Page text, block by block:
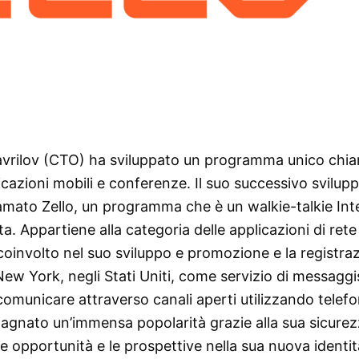
(CTO) ha sviluppato un programma unico
mobili e conferenze. Il suo successivo
Zello, un programma che è un walkie-talkie
Appartiene alla categoria delle applicazioni di
nel suo sviluppo e promozione e la
York, negli Stati Uniti, come servizio di
attraverso canali aperti utilizzando
un’immensa popolarità grazie alla sua
opportunità e le prospettive nella sua nuova